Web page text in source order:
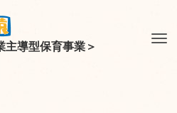
主導型保育事業＞